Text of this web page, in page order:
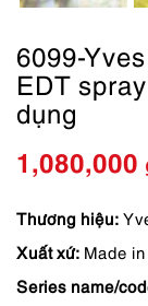
6099-
EDT
dụng
1,080,000
Thương hiệu:
Xuất xứ: Made
Series name/